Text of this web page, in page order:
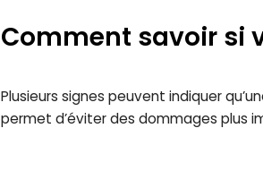
Comment savoir si
Plusieurs signes peuvent indiquer
permet d’éviter des dommages plus